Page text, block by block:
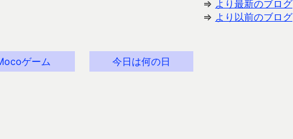
⇒ より最新のブログ
⇒ より以前のブログ
ゲーム 今日は何の日